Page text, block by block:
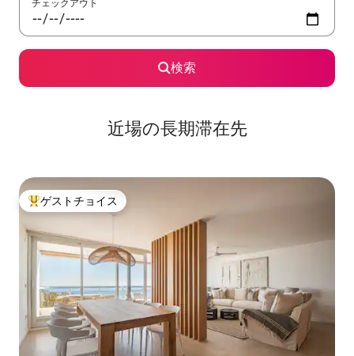
チェックアウト
検索
近場の長期滞在先
大好評のゲストチョイスです。
ゲストチョイス